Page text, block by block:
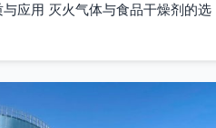
应用 灭火气体与食品干燥剂的选